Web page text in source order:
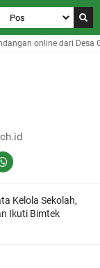
online dari Desa
Kelola Sekolah,
Ikuti Bimtek